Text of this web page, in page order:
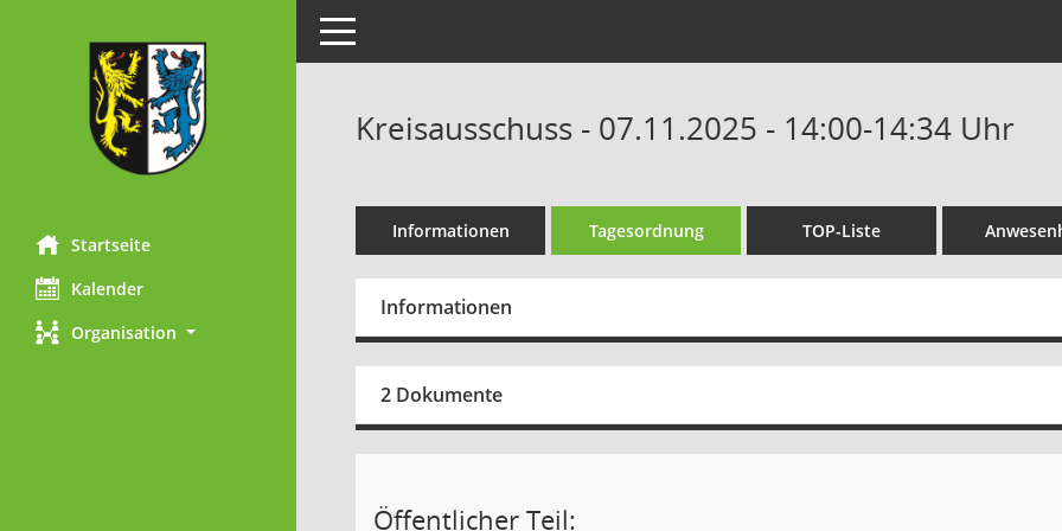
Startseite
Kalender
Organisation
Toggle navigation
Kreisausschuss - 07.11.2025 - 14:00-14:34 Uhr
Informationen Tagesordnung TOP-Liste
Informationen
2 Dokumente
Öffentlicher Teil: